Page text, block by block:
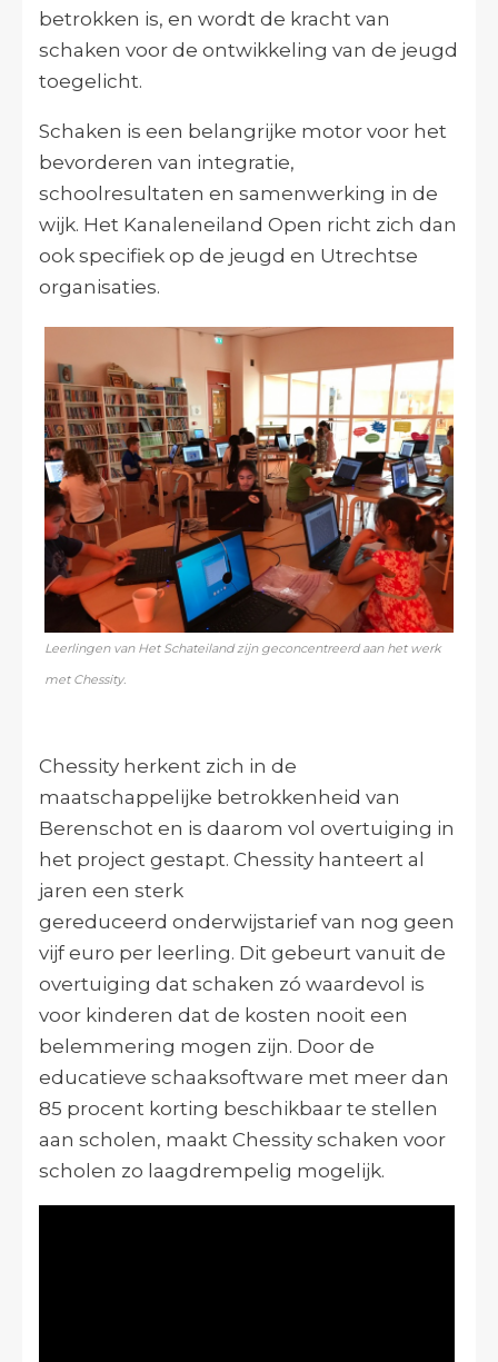
betrokken is, en wordt de kracht van
schaken voor de ontwikkeling van de jeugd
toegelicht.
Schaken is een belangrijke motor voor het
bevorderen van integratie,
schoolresultaten en samenwerking in de
wijk. Het Kanaleneiland Open richt zich dan
ook specifiek op de jeugd en Utrechtse
organisaties.
Leerlingen van Het Schateiland zijn geconcentreerd aan het werk
met Chessity.
Chessity herkent zich in de
maatschappelijke betrokkenheid van
Berenschot en is daarom vol overtuiging in
het project gestapt. Chessity hanteert al
jaren een sterk
gereduceerd onderwijstarief van nog geen
vijf euro per leerling. Dit gebeurt vanuit de
overtuiging dat schaken zó waardevol is
voor kinderen dat de kosten nooit een
belemmering mogen zijn. Door de
educatieve schaaksoftware met meer dan
85 procent korting beschikbaar te stellen
aan scholen, maakt Chessity schaken voor
scholen zo laagdrempelig mogelijk.